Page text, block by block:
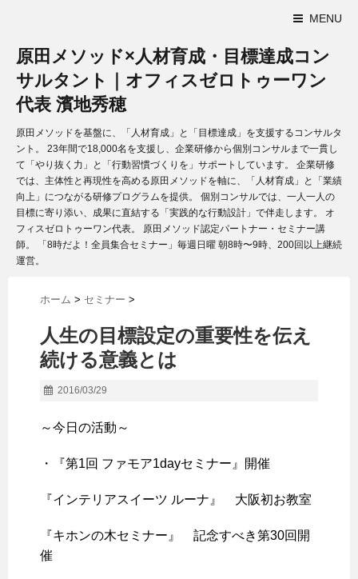
MENU
原田メソッド×人材育成・目標達成コン
サルタント｜オフィスゼロトゥーワン
代表 濱地秀穂
原田メソッドを基盤に、「人材育成」と「目標達成」を支援するコンサルタ
ント。 23年間で18,000名を支援し、企業研修から個別コンサルまで一貫し
て「やり抜く力」と「行動習慣づくりを」サポートしています。 企業研修
では、主体性と再現性を高める原田メソッドを軸に、「人材育成」と「業績
向上」につながる研修プログラムを提供。 個別コンサルでは、一人一人の
目標に寄り添い、成果に直結する「実践的な行動設計」で伴走します。 オ
フィスゼロトゥーワン代表。 原田メソッド認定パートナー・セミナー講
師。 「8時だよ！全員集合セミナー」毎週日曜 朝8時〜9時、200回以上継続
運営。
ホーム > セミナー >
人生の目標設定の重要性を伝え
続ける意義とは
2016/03/29
～今日の活動～
・『第1回 ファモア1dayセミナー』開催
『インテリアスイーツ ルーナ』 大阪初お教室
『キホンの木セミナー』 記念すべき第30回開
催